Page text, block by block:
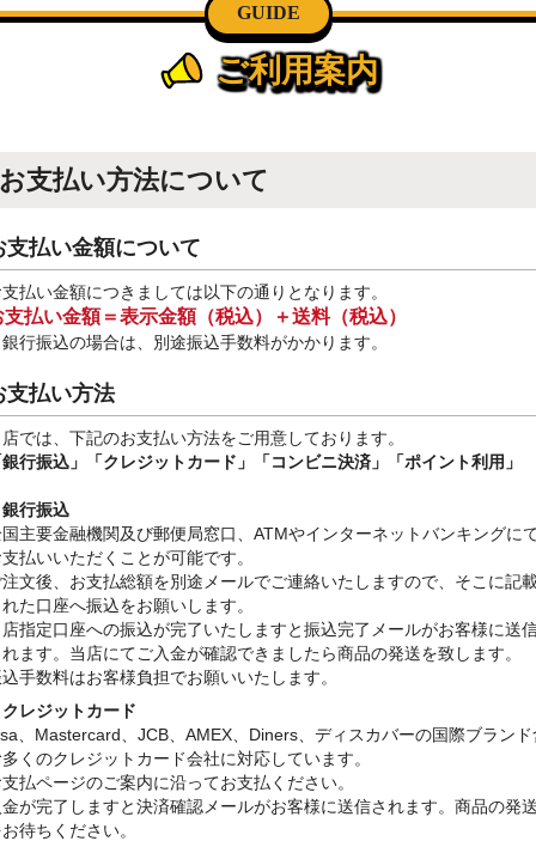
GUIDE
ご利用案内
お支払い方法について
支払い金額について
払い金額につきましては以下の通りとなります。
支払い金額＝表示金額（税込）＋送料（税込）
行振込の場合は、別途振込手数料がかかります。
支払い方法
では、下記のお支払い方法をご用意しております。
行振込」
「クレジットカード」「コンビニ決済」「ポイント利用」
行振込
主要金融機関及び郵便局窓口、ATMやインターネットバンキングに
払いいただくことが可能です。
文後、お支払総額を別途メールでご連絡いたしますので、そこに記
た口座へ振込をお願いします。
指定口座への振込が完了いたしますと振込完了メールがお客様に送
ます。当店にてご入金が確認できましたら商品の発送を致します。
手数料はお客様負担でお願いいたします。
レジットカード
、Mastercard、JCB、AMEX、Diners、ディスカバーの国際ブランド
くのクレジットカード会社に対応しています。
払ページのご案内に沿ってお支払ください。
が完了しますと決済確認メールがお客様に送信されます。商品の発
待ちください。